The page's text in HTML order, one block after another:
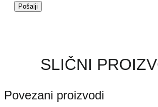
SLIČNI
Povezani proizvodi